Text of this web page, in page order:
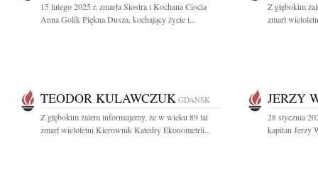
15 lutego 2025 r. zmarła Siostra i Kochana Ciocia
Anna Golik Piękna Dusza, kochający życie i...
Z głębokim
zmarł
TEODOR KULAWCZUK GDAŃSK
Z głębokim żalem informujemy, że w wieku 89 lat
zmarł wieloletni Kierownik Katedry Ekonometrii...
JERZY
28 stycznia
kapitan Jerzy